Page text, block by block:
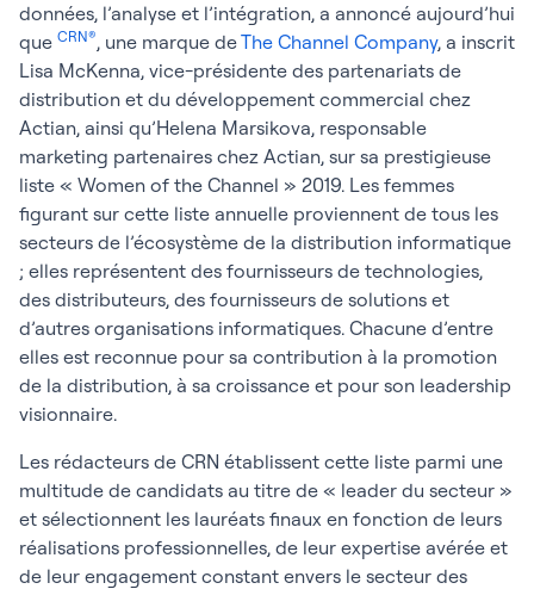
données, l’analyse et l’intégration, a annoncé aujourd’hui
que CRN®, une marque deThe Channel Company, a inscrit
Lisa McKenna, vice-présidente des partenariats de
distribution et du développement commercial chez
Actian, ainsi qu’Helena Marsikova, responsable
marketing partenaires chez Actian, sur sa prestigieuse
liste « Women of the Channel » 2019. Les femmes
figurant sur cette liste annuelle proviennent de tous les
secteurs de l’écosystème de la distribution informatique
; elles représentent des fournisseurs de technologies,
des distributeurs, des fournisseurs de solutions et
d’autres organisations informatiques. Chacune d’entre
elles est reconnue pour sa contribution à la promotion
de la distribution, à sa croissance et pour son leadership
visionnaire.
Les rédacteurs de CRN établissent cette liste parmi une
multitude de candidats au titre de « leader du secteur »
et sélectionnent les lauréats finaux en fonction de leurs
réalisations professionnelles, de leur expertise avérée et
de leur engagement constant envers le secteur des